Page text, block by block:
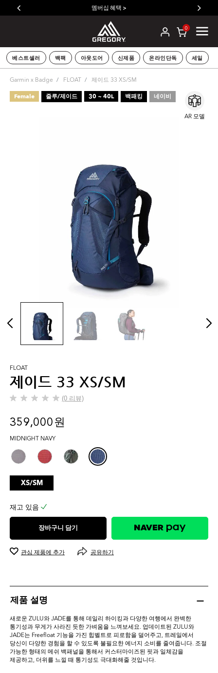
멤버십 혜택 >
0
베스트셀러 백팩 아웃도어 신제품 온라인단독 세일
Garmin x Badge FLOAT 제이드 33 XS/SM
Female 줄루/제이드 30 ~ 40L 백패킹 네이비
AR 모델
FLOAT
제이드 33 XS/SM
(0 리뷰)
별
개
0.0
개
입
다.
359,000 원
MIDNIGHT NAVY
XS/SM
재고 있음
장바구니 담기
관심 제품에 추가 공유하기
제품 설명
새로운 ZULU와 JADE를 통해 데일리 하이킹과 다양한 여행에서 완벽한
통기성과 무게가 사라진 듯한 가벼움을 느껴보세요. 업데이트된 ZULU와
JADE는 Freefloat 기능을 가진 힙벨트로 피로함을 덜어주고, 트레일에서
당신이 다양한 경험을 할 수 있도록 불필요한 에너지 소비를 줄여줍니다. 조절
가능한 형태의 메쉬 백패널을 통해서 커스터마이즈된 핏과 일체감을
제공하고, 더위를 느낄 때 통기성도 극대화해줄 것입니다.